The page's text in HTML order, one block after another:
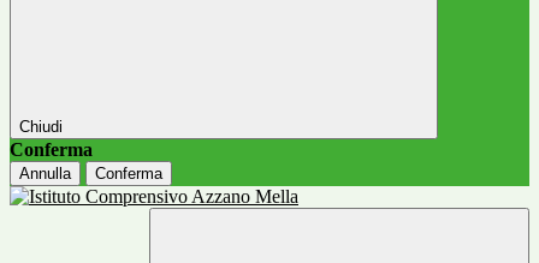
Chiudi
Conferma
Annulla Conferma